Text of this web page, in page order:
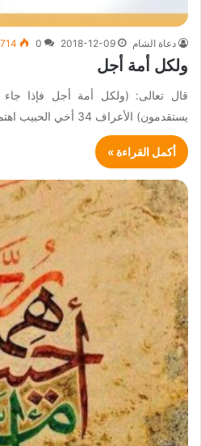
دعاة الشام 2018-12-09
0
ولكل أمة أجل
قال تعالى: (ولكل أمة أجل فإذا
يستقدمون) الأعراف 34 أخي الحبيب اهتم بأمر دينك…
أكمل القراءة »